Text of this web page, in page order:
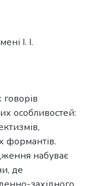
І. І.
говорів
особливостей:
формантів.
набуває
де